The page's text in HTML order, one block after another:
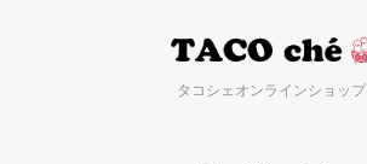
タコシェオンラインショップ